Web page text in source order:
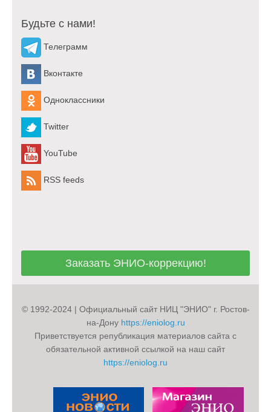
Будьте с нами!
Телеграмм
Вконтакте
Одноклассники
Twitter
YouTube
RSS feeds
Заказать ЭНИО-коррекцию!
© 1992-2024 | Официальный сайт НИЦ "ЭНИО" г. Ростов-
на-Дону https://eniolog.ru
Приветствуется републикация материалов сайта с
обязательной активной ссылкой на наш сайт
https://eniolog.ru